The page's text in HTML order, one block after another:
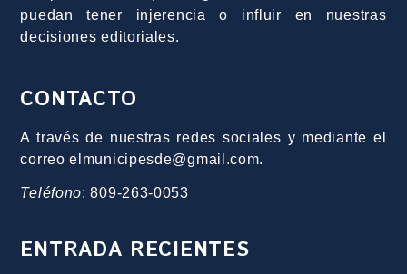
puedan tener injerencia o influir en nuestras
decisiones editoriales.
CONTACTO
A través de nuestras redes sociales y mediante el
correo elmunicipesde@gmail.com.
Teléfono: 809-263-0053
ENTRADA RECIENTES